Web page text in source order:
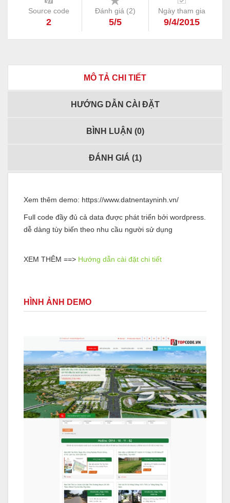
Source code
2
Đánh giá (2)
5/5
Ngày tham gia
9/4/2015
MÔ TẢ CHI TIẾT
HƯỚNG DẪN CÀI ĐẶT
BÌNH LUẬN (0)
ĐÁNH GIÁ (1)
Xem thêm demo: https://www.datnentayninh.vn/
Full code đầy đủ cả data được phát triển bởi wordpress.
dễ dàng tùy biến theo nhu cầu người sử dụng
XEM THÊM ==> Hướng dẫn cài đặt chi tiết
HÌNH ẢNH DEMO